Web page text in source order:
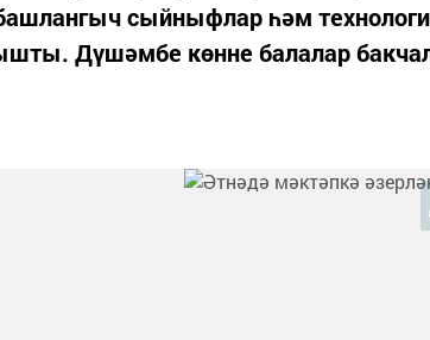
сыйныфлар һәм
Дүшәмбе көнне балалар